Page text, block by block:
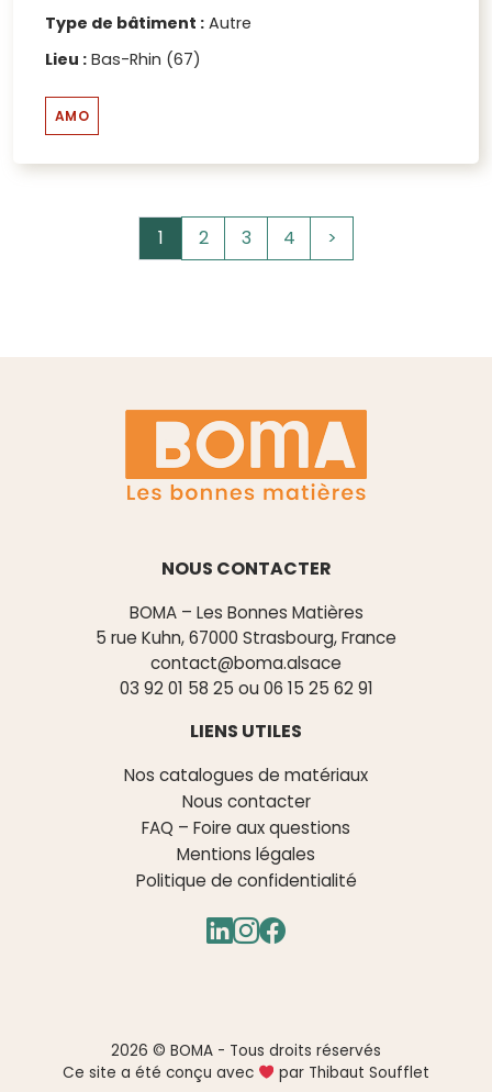
Type de bâtiment :Autre
Lieu :Bas-Rhin (67)
AMO
1 2 3 4 >
NOUS CONTACTER
BOMA – Les Bonnes Matières
5 rue Kuhn, 67000 Strasbourg, France
contact@boma.alsace
03 92 01 58 25 ou 06 15 25 62 91
LIENS UTILES
Nos catalogues de matériaux
Nous contacter
FAQ – Foire aux questions
Mentions légales
Politique de confidentialité
2026 © BOMA - Tous droits réservés
Ce site a été conçu avec
par Thibaut Soufflet